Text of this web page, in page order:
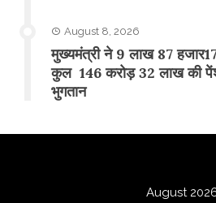
August 8, 2026
मुख्यमंत्री ने 9 लाख 87 हजार17
कुल 146 करोड़ 32 लाख की
भुगतान
August